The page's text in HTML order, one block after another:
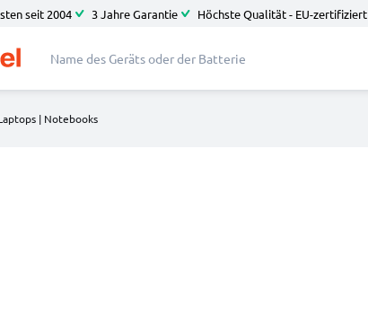
seit 2004 3 Jahre Garantie Höchste Qualität - EU-zertifiziert
| Notebooks